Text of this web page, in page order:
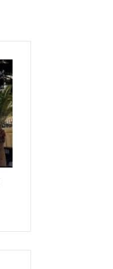
ش
ر
ك
ة
ف
س
ط
ت